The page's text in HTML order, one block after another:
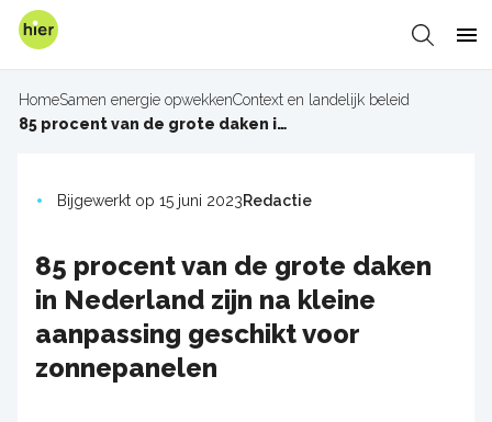
Overslaan
Zoeken
Kruimelpad
HomeSamen energie opwekkenContext en landelijk beleid
85 procent van de grote daken in Nederland zijn na kleine aanpassing geschikt voor zonnepanelen
Bijgewerkt op 15 juni 2023Redactie
85 procent van de grote daken
in Nederland zijn na kleine
aanpassing geschikt voor
zonnepanelen